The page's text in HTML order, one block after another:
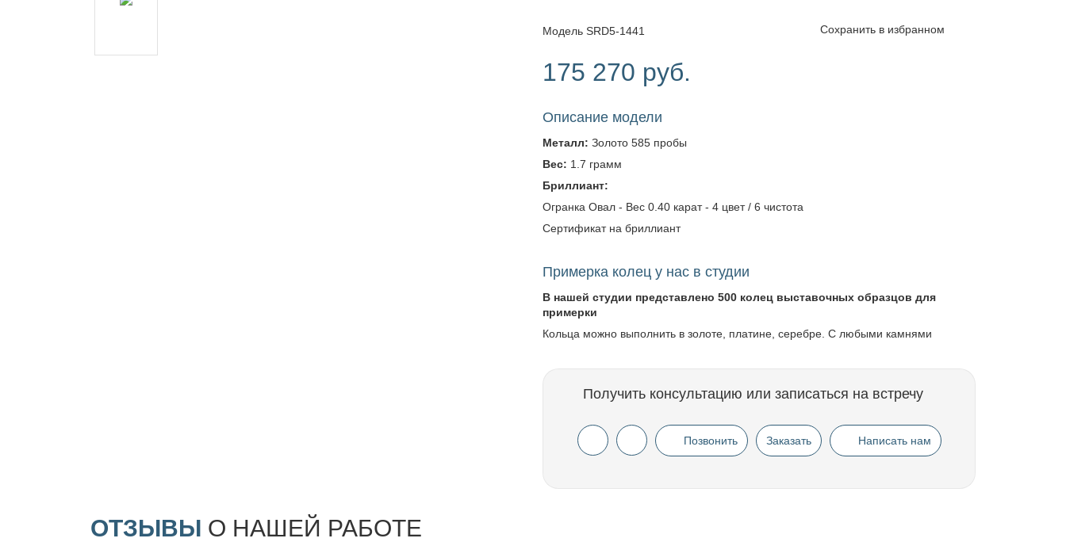
Модель SRD5-1441 Сохранить в избранном
175 270 руб.
Описание модели
Металл: Золото 585 пробы
Вес: 1.7 грамм
Бриллиант:
Огранка Овал - Вес 0.40 карат - 4 цвет / 6 чистота
Сертификат на бриллиант
Примерка колец у нас в студии
В нашей студии представлено 500 колец выставочных образцов для
примерки
Кольца можно выполнить в золоте, платине, серебре. С любыми камнями
Получить консультацию или записаться на встречу
Позвонить Заказать Написать нам
ОТЗЫВЫ О НАШЕЙ РАБОТЕ